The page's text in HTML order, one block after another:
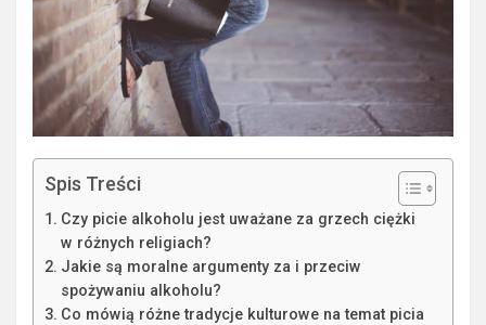
Spis Treści
Czy picie alkoholu jest uważane za grzech ciężki
w różnych religiach?
Jakie są moralne argumenty za i przeciw
spożywaniu alkoholu?
Co mówią różne tradycje kulturowe na temat picia